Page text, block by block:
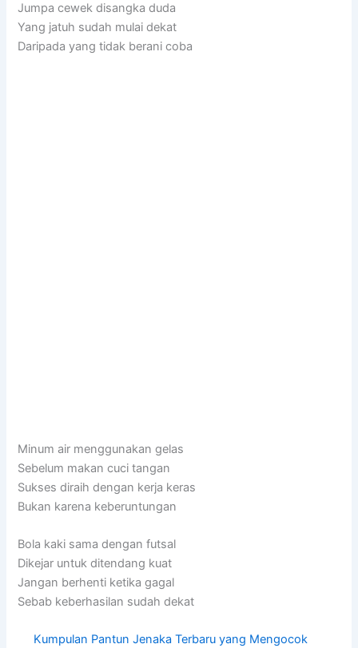
Jumpa cewek disangka duda
Yang jatuh sudah mulai dekat
Daripada yang tidak berani coba
Minum air menggunakan gelas
Sebelum makan cuci tangan
Sukses diraih dengan kerja keras
Bukan karena keberuntungan
Bola kaki sama dengan futsal
Dikejar untuk ditendang kuat
Jangan berhenti ketika gagal
Sebab keberhasilan sudah dekat
Kumpulan Pantun Jenaka Terbaru yang Mengocok